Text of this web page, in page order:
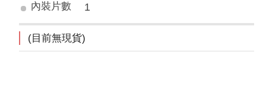
內裝片數 1
(目前無現貨)